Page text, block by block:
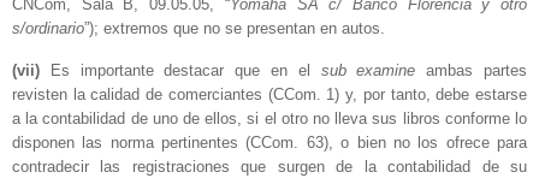
CNCom, Sala B, 09.05.05, “Yomaha SA c/ Banco Florencia y otro
s/ordinario”); extremos que no se presentan en autos.
(vii) Es importante destacar que en el sub examineambas partes
revisten la calidad de comerciantes (CCom. 1) y, por tanto, debe estarse
a la contabilidad de uno de ellos, si el otro no lleva sus libros conforme lo
disponen las norma pertinentes (CCom. 63), o bien no los ofrece para
contradecir las registraciones que surgen de la contabilidad de su